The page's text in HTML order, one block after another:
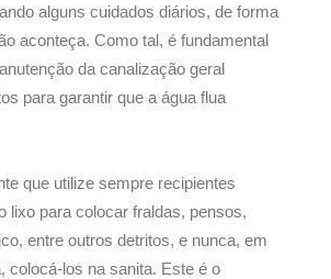
alguns cuidados diários, de forma
aconteça. Como tal, é fundamental
da canalização geral
para garantir que a água flua
que utilize sempre recipientes
lixo para colocar fraldas, pensos,
entre outros detritos, e nunca, em
colocá-los na sanita. Este é o